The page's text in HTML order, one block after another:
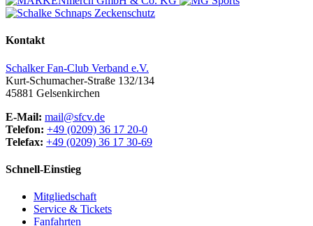
Kontakt
Schalker Fan-Club Verband e.V.
Kurt-Schumacher-Straße 132/134
45881 Gelsenkirchen
E-Mail: mail@sfcv.de
Telefon: +49 (0209) 36 17 20-0
Telefax: +49 (0209) 36 17 30-69
Schnell-Einstieg
Mitgliedschaft
Service & Tickets
Fanfahrten